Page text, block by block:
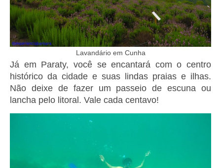
Lavandário em Cunha
Já em Paraty, você se encantará com o centro
histórico da cidade e suas lindas praias e ilhas.
Não deixe de fazer um passeio de escuna ou
lancha pelo litoral. Vale cada centavo!